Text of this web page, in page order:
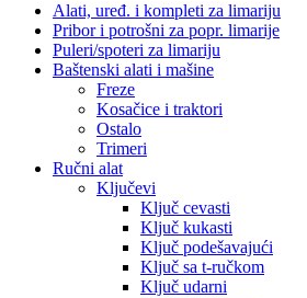
Alati, uređ. i kompleti za limariju
Pribor i potrošni za popr. limarije
Puleri/spoteri za limariju
Baštenski alati i mašine
Freze
Kosačice i traktori
Ostalo
Trimeri
Ručni alat
Ključevi
Ključ cevasti
Ključ kukasti
Ključ podešavajući
Ključ sa t-ručkom
Ključ udarni